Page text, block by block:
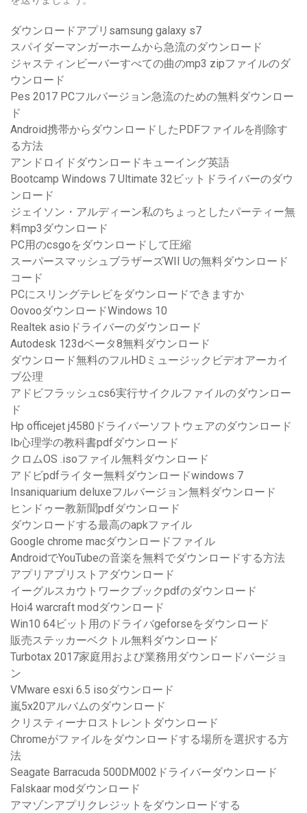
ダウンロードアプリsamsung galaxy s7
スパイダーマンガーホームから急流のダウンロード
ジャスティンビーバーすべての曲のmp3 zipファイルのダ
ウンロード
Pes 2017 PCフルバージョン急流のための無料ダウンロー
ド
Android携帯からダウンロードしたPDFファイルを削除す
る方法
アンドロイドダウンロードキューイング英語
Bootcamp Windows 7 Ultimate 32ビットドライバーのダウ
ンロード
ジェイソン・アルディーン私のちょっとしたパーティー無
料mp3ダウンロード
PC用のcsgoをダウンロードして圧縮
スーパースマッシュブラザーズWII Uの無料ダウンロード
コード
PCにスリングテレビをダウンロードできますか
OovooダウンロードWindows 10
Realtek asioドライバーのダウンロード
Autodesk 123dベータ8無料ダウンロード
ダウンロード無料のフルHDミュージックビデオアーカイ
ブ公理
アドビフラッシュcs6実行サイクルファイルのダウンロー
ド
Hp officejet j4580ドライバーソフトウェアのダウンロード
Ib心理学の教科書pdfダウンロード
クロムOS .isoファイル無料ダウンロード
アドビpdfライター無料ダウンロードwindows 7
Insaniquarium deluxeフルバージョン無料ダウンロード
ヒンドゥー教新聞pdfダウンロード
ダウンロードする最高のapkファイル
Google chrome macダウンロードファイル
AndroidでYouTubeの音楽を無料でダウンロードする方法
アプリアプリストアダウンロード
イーグルスカウトワークブックpdfのダウンロード
Hoi4 warcraft modダウンロード
Win10 64ビット用のドライバgeforseをダウンロード
販売ステッカーベクトル無料ダウンロード
Turbotax 2017家庭用および業務用ダウンロードバージョ
ン
VMware esxi 6.5 isoダウンロード
嵐5x20アルバムのダウンロード
クリスティーナロストレントダウンロード
Chromeがファイルをダウンロードする場所を選択する方
法
Seagate Barracuda 500DM002ドライバーダウンロード
Falskaar modダウンロード
アマゾンアプリクレジットをダウンロードする